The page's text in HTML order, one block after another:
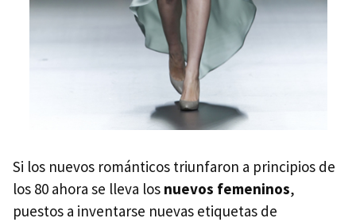
Si los nuevos románticos triunfaron a principios de
los 80 ahora se lleva los nuevos femeninos,
puestos a inventarse nuevas etiquetas de